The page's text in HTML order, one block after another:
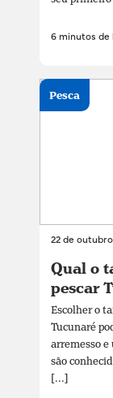
6 minutos de
22 de
Qual o
pescar
Escolher o
Tucunaré
arremesso e
são
[...]
Pesca